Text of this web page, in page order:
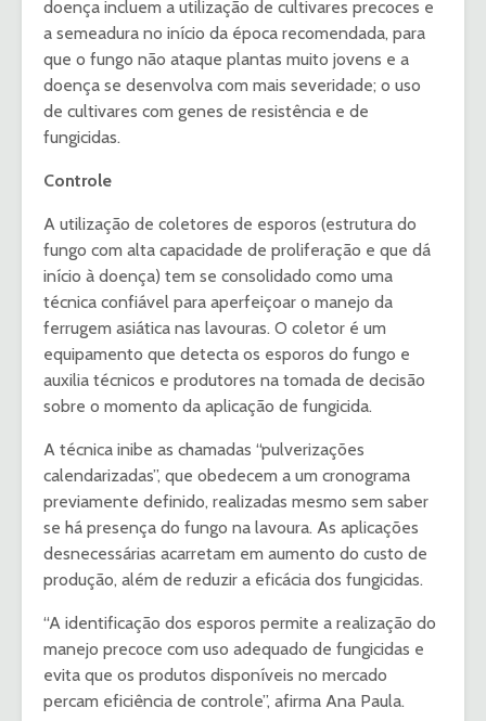
doença incluem a utilização de cultivares precoces e
a semeadura no início da época recomendada, para
que o fungo não ataque plantas muito jovens e a
doença se desenvolva com mais severidade; o uso
de cultivares com genes de resistência e de
fungicidas.
Controle
A utilização de coletores de esporos (estrutura do
fungo com alta capacidade de proliferação e que dá
início à doença) tem se consolidado como uma
técnica confiável para aperfeiçoar o manejo da
ferrugem asiática nas lavouras. O coletor é um
equipamento que detecta os esporos do fungo e
auxilia técnicos e produtores na tomada de decisão
sobre o momento da aplicação de fungicida.
A técnica inibe as chamadas “pulverizações
calendarizadas”, que obedecem a um cronograma
previamente definido, realizadas mesmo sem saber
se há presença do fungo na lavoura. As aplicações
desnecessárias acarretam em aumento do custo de
produção, além de reduzir a eficácia dos fungicidas.
“A identificação dos esporos permite a realização do
manejo precoce com uso adequado de fungicidas e
evita que os produtos disponíveis no mercado
percam eficiência de controle”, afirma Ana Paula.